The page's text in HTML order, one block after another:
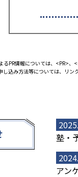
PR情報については、<PR>
し込み方法等については、リ
塾・
アン